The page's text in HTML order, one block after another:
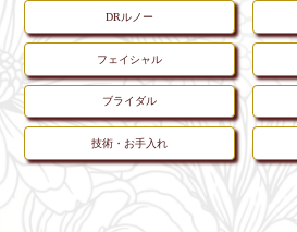
DRルノー
フェイシャル
ブライダル
技術・お手入れ